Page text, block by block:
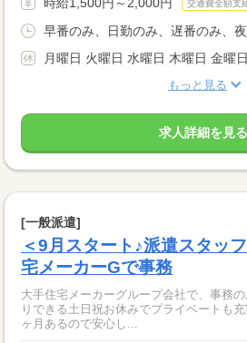
交通費全額支
早番のみ、日勤のみ、遅番のみ、夜
月曜日 火曜日 水曜日 木曜日 金曜
もっと見る
求人詳細を見る
[一般派遣]
＜9月スタート♪派遣スタッ
宅メーカーGで事務
大手住宅メーカーグループ会社で、事務
りできる土日祝お休みでプライベートも
ヶ月あるので安心し...